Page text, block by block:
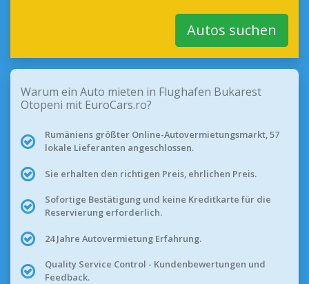
Autos suchen
Warum ein Auto mieten in Flughafen Bukarest
Otopeni mit EuroCars.ro?
Rumäniens größter Online-Autovermietungsmarkt, 57
lokale Lieferanten angeschlossen.
Sie erhalten den richtigen Preis, ehrlichen Preis.
Sofortige Bestätigung und keine Kreditkarte für die
Reservierung erforderlich.
24 Jahre Autovermietung Erfahrung.
Quality Service Control - Kundenbewertungen und
Feedback.